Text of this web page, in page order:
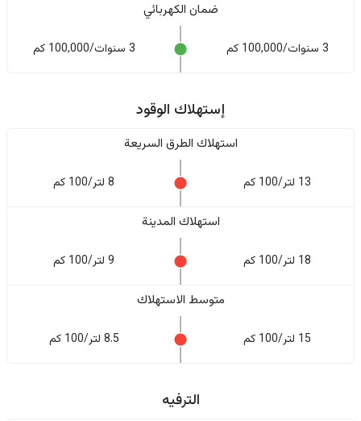
ضمان الكهربائي
3 سنوات/100,000 كم 3 سنوات/100,000 كم
إستهلاك الوقود
استهلاك الطرق السريعة
13 لتر/100 كم 8 لتر/100 كم
استهلاك المدينة
18 لتر/100 كم 9 لتر/100 كم
متوسط الاستهلاك
15 لتر/100 كم 8.5 لتر/100 كم
الترفيه